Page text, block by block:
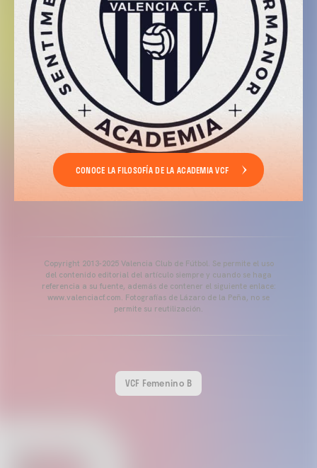
CONOCE LA FILOSOFÍA DE LA ACADEMIA VCF
Copyright 2013-2025 Valencia Club de Fútbol. Se permite el uso
del contenido editorial del artículo siempre y cuando se haga
referencia a su fuente, además de contener el siguiente enlace:
www.valenciacf.com. Fotografías de Lázaro de la Peña, no se
permite su reutilización.
VCF Femenino B